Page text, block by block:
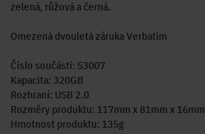
zelená, růžová a černá.
Omezená dvouletá záruka Verbatim
Číslo součásti: 53007
Kapacita: 320GB
Rozhraní: USB 2.0
Rozměry produktu: 117mm x 81mm x 16mm
Hmotnost produktu: 135g